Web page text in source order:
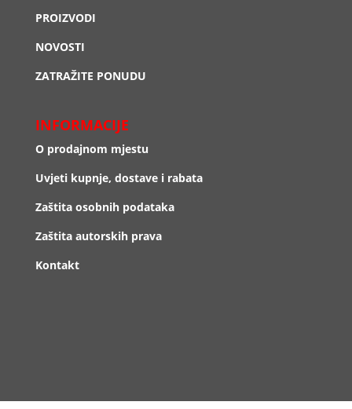
PROIZVODI
NOVOSTI
ZATRAŽITE PONUDU
INFORMACIJE
O prodajnom mjestu
Uvjeti kupnje, dostave i rabata
Zaštita osobnih podataka
Zaštita autorskih prava
Kontakt